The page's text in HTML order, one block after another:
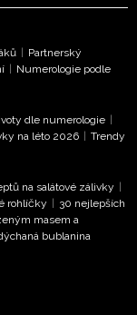
Partnerský
Numerologie podle
dle numerologie
na léto 2026
Trendy
na salátové zálivky
rohlíčky
30 nejlepších
masem a
bublanina